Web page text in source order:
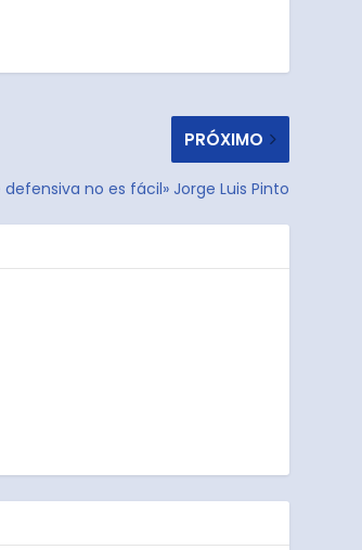
PRÓXIMO
no es fácil» Jorge Luis Pinto